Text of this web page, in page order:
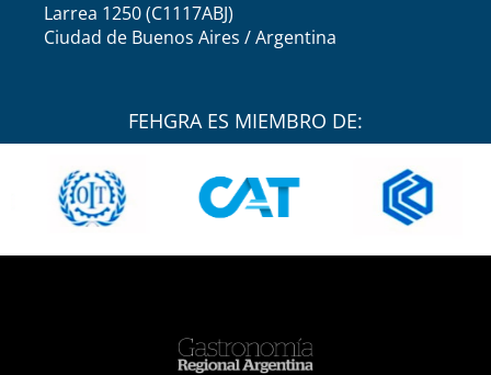
Larrea 1250 (C1117ABJ)
Ciudad de Buenos Aires / Argentina
FEHGRA ES MIEMBRO DE: